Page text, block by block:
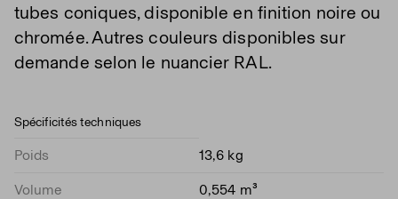
tubes coniques, disponible en finition noire ou
chromée. Autres couleurs disponibles sur
demande selon le nuancier RAL.
Spécificités techniques
Poids 13,6 kg
Volume 0,554 m³